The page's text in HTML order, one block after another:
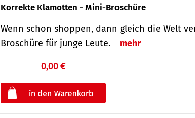
Korrekte Klamotten - Mini-Broschüre
Wenn schon shoppen, dann gleich die Welt
Broschüre für junge Leute.
mehr
0,00 €